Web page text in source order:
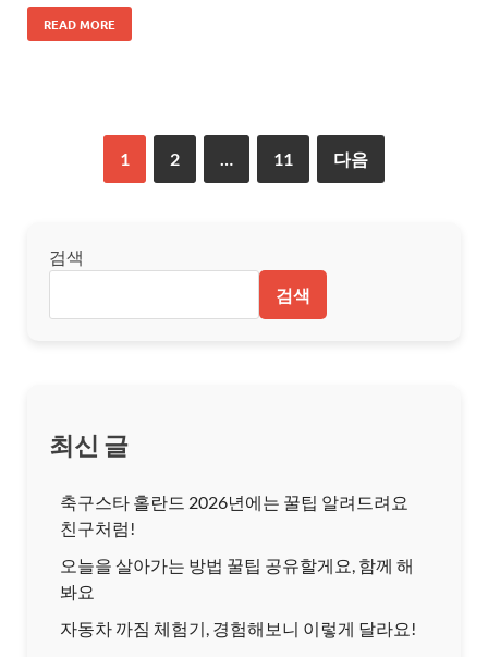
READ MORE
1 2 … 11 다음
검색
검색
최신 글
축구스타 홀란드 2026년에는 꿀팁 알려드려요
친구처럼!
오늘을 살아가는 방법 꿀팁 공유할게요, 함께 해
봐요
자동차 까짐 체험기, 경험해보니 이렇게 달라요!